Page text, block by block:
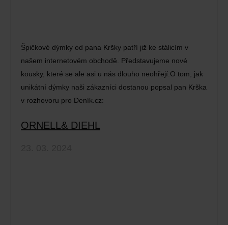
Špičkové dýmky od pana Kršky patří již ke stálicím v
našem internetovém obchodě. Představujeme nové
kousky, které se ale asi u nás dlouho neohřejí.O tom, jak
unikátní dýmky naši zákazníci dostanou popsal pan Krška
v rozhovoru pro Deník.cz:
ORNELL& DIEHL